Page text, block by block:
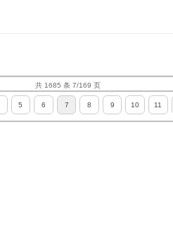
共 1685 条 7/169 页
5 6 7 8 9 10 11